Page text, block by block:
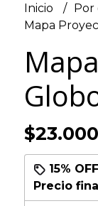
Inicio Por
Mapa
15% OFF
Precio